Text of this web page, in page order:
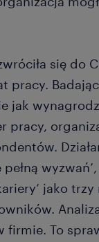
się do
pracy.
jak
pracy,
jako
To